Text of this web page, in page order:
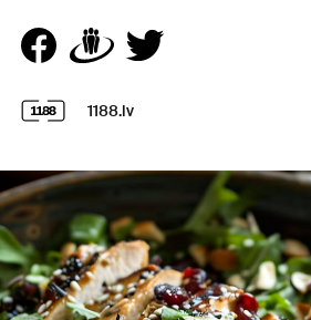
1188.lv